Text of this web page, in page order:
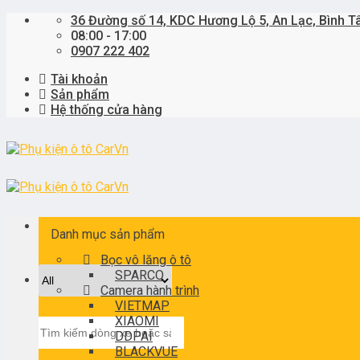
Skip
36 Đường số 14, KDC Hương Lộ 5, An Lạc, Bình
08:00 - 17:00
0907 222 402
Tài khoản
Sản phẩm
Hệ thống cửa hàng
kiếm:
Danh mục sản phẩm
Bọc vô lăng ô tô
SPARCO
Camera hành trình
VIETMAP
XIAOMI
DDPAI
BLACKVUE